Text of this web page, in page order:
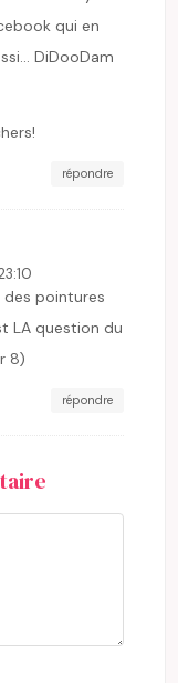
qui en
DiDooDam
répondre
pointures
LA question du
8)
répondre